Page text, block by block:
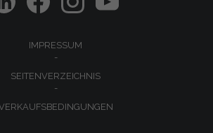
BEGLEITEN SIE UNS